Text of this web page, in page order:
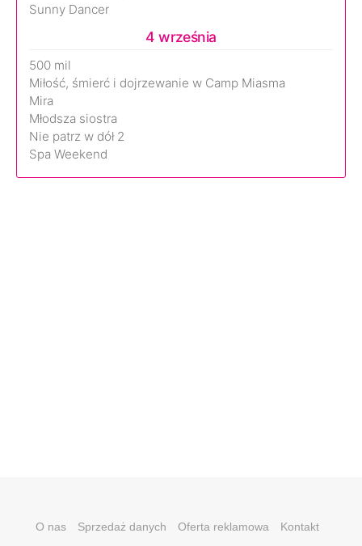
Sunny Dancer
4 września
500 mil
Miłość, śmierć i dojrzewanie w Camp Miasma
Mira
Młodsza siostra
Nie patrz w dół 2
Spa Weekend
O nas Sprzedaż danych Oferta reklamowa Kontakt